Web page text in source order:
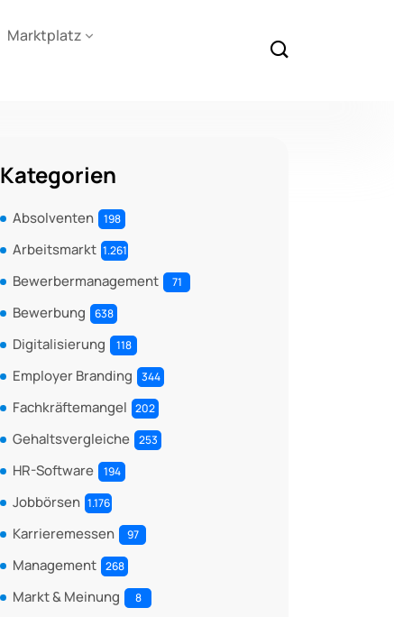
Marktplatz
Kategorien
Absolventen 198
Arbeitsmarkt 1.261
Bewerbermanagement 71
Bewerbung 638
Digitalisierung 118
Employer Branding 344
Fachkräftemangel 202
Gehaltsvergleiche 253
HR-Software 194
Jobbörsen 1.176
Karrieremessen 97
Management 268
Markt & Meinung 8